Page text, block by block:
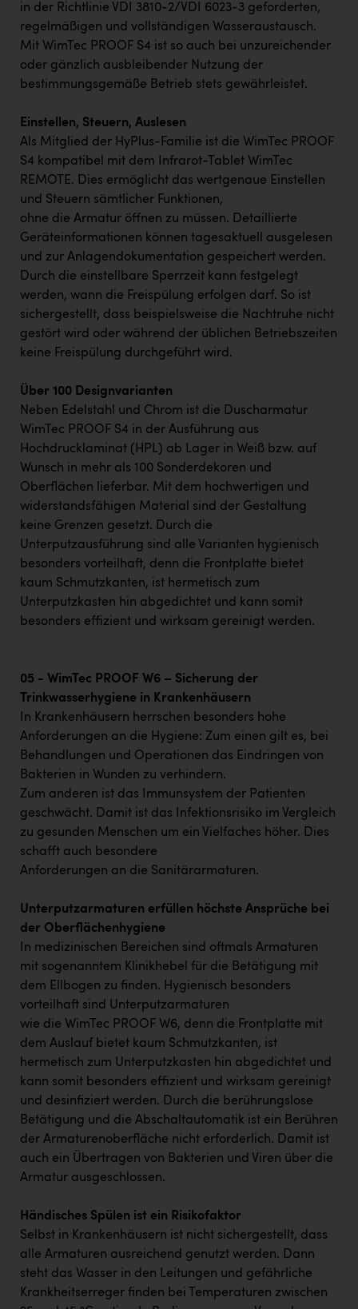
in der Richtlinie VDI 3810-2/VDI 6023-3 geforderten,
regelmäßigen und vollständigen Wasseraustausch.
Mit WimTec PROOF S4 ist so auch bei unzureichender
oder gänzlich ausbleibender Nutzung der
bestimmungsgemäße Betrieb stets gewährleistet.
Einstellen, Steuern, Auslesen
Als Mitglied der HyPlus-Familie ist die WimTec PROOF
S4 kompatibel mit dem Infrarot-Tablet WimTec
REMOTE. Dies ermöglicht das wertgenaue Einstellen
und Steuern sämtlicher Funktionen,
ohne die Armatur öffnen zu müssen. Detaillierte
Geräteinformationen können tagesaktuell ausgelesen
und zur Anlagendokumentation gespeichert werden.
Durch die einstellbare Sperrzeit kann festgelegt
werden, wann die Freispülung erfolgen darf. So ist
sichergestellt, dass beispielsweise die Nachtruhe nicht
gestört wird oder während der üblichen Betriebszeiten
keine Freispülung durchgeführt wird.
Über 100 Designvarianten
Neben Edelstahl und Chrom ist die Duscharmatur
WimTec PROOF S4 in der Ausführung aus
Hochdrucklaminat (HPL) ab Lager in Weiß bzw. auf
Wunsch in mehr als 100 Sonderdekoren und
Oberflächen lieferbar. Mit dem hochwertigen und
widerstandsfähigen Material sind der Gestaltung
keine Grenzen gesetzt. Durch die
Unterputzausführung sind alle Varianten hygienisch
besonders vorteilhaft, denn die Frontplatte bietet
kaum Schmutzkanten, ist hermetisch zum
Unterputzkasten hin abgedichtet und kann somit
besonders effizient und wirksam gereinigt werden.
05 - WimTec PROOF W6 – Sicherung der
Trinkwasserhygiene in Krankenhäusern
In Krankenhäusern herrschen besonders hohe
Anforderungen an die Hygiene: Zum einen gilt es, bei
Behandlungen und Operationen das Eindringen von
Bakterien in Wunden zu verhindern.
Zum anderen ist das Immunsystem der Patienten
geschwächt. Damit ist das Infektionsrisiko im Vergleich
zu gesunden Menschen um ein Vielfaches höher. Dies
schafft auch besondere
Anforderungen an die Sanitärarmaturen.
Unterputzarmaturen erfüllen höchste Ansprüche bei
der Oberflächenhygiene
In medizinischen Bereichen sind oftmals Armaturen
mit sogenanntem Klinikhebel für die Betätigung mit
dem Ellbogen zu finden. Hygienisch besonders
vorteilhaft sind Unterputzarmaturen
wie die WimTec PROOF W6, denn die Frontplatte mit
dem Auslauf bietet kaum Schmutzkanten, ist
hermetisch zum Unterputzkasten hin abgedichtet und
kann somit besonders effizient und wirksam gereinigt
und desinfiziert werden. Durch die berührungslose
Betätigung und die Abschaltautomatik ist ein Berühren
der Armaturenoberfläche nicht erforderlich. Damit ist
auch ein Übertragen von Bakterien und Viren über die
Armatur ausgeschlossen.
Händisches Spülen ist ein Risikofaktor
Selbst in Krankenhäusern ist nicht sichergestellt, dass
alle Armaturen ausreichend genutzt werden. Dann
steht das Wasser in den Leitungen und gefährliche
Krankheitserreger finden bei Temperaturen zwischen